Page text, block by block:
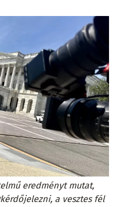
eredményt mutat,
a vesztes fél